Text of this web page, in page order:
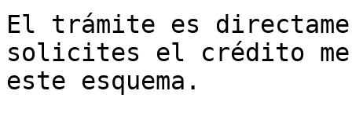
El trámite es
solicites el crédito
este esquema.